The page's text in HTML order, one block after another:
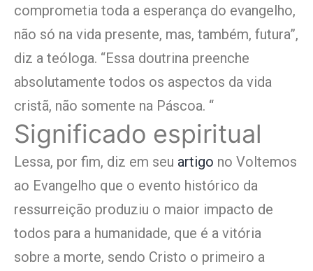
comprometia toda a esperança do evangelho,
não só na vida presente, mas, também, futura”,
diz a teóloga. “Essa doutrina preenche
absolutamente todos os aspectos da vida
cristã, não somente na Páscoa. “
Significado espiritual
Lessa, por fim, diz em seu artigo no Voltemos
ao Evangelho que o evento histórico da
ressurreição produziu o maior impacto de
todos para a humanidade, que é a vitória
sobre a morte, sendo Cristo o primeiro a